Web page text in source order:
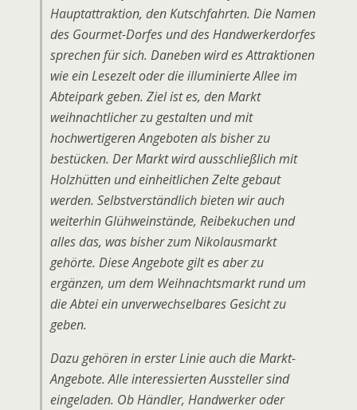
Hauptattraktion, den Kutschfahrten. Die Namen
des Gourmet-Dorfes und des Handwerkerdorfes
sprechen für sich. Daneben wird es Attraktionen
wie ein Lesezelt oder die illuminierte Allee im
Abteipark geben. Ziel ist es, den Markt
weihnachtlicher zu gestalten und mit
hochwertigeren Angeboten als bisher zu
bestücken. Der Markt wird ausschließlich mit
Holzhütten und einheitlichen Zelte gebaut
werden. Selbstverständlich bieten wir auch
weiterhin Glühweinstände, Reibekuchen und
alles das, was bisher zum Nikolausmarkt
gehörte. Diese Angebote gilt es aber zu
ergänzen, um dem Weihnachtsmarkt rund um
die Abtei ein unverwechselbares Gesicht zu
geben.
Dazu gehören in erster Linie auch die Markt-
Angebote. Alle interessierten Aussteller sind
eingeladen. Ob Händler, Handwerker oder